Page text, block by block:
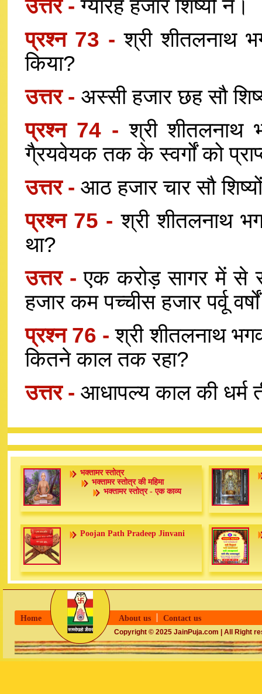
उत्तर -ग्यारह हजार शिष्यों ने।
प्रश्न 73 -श्री शीतलनाथ
किया?
उत्तर - अस्सी हजार छह सौ
प्रश्न 74 -श्री शीतलनाथ
गै्रयवेयक तक के स्वर्गों को
उत्तर - आठ हजार चार सौ
प्रश्न 75 -श्री शीतलनाथ
था?
उत्तर -एक करोड़ सागर में से
हजार कम पच्चीस हजार पर्वू
प्रश्न 76 -श्री शीतलनाथ
कितने काल तक रहा?
उत्तर - आधापल्य काल की धर्म
भक्तामर स्तोत्र
भक्तामर स्तोत्र की महिमा
भक्तामर स्तोत्र - एक काव्य
Poojan Path Pradeep Jinvani
Home About us Contact us
Copyright © 2025 JainPuja.com | All Right